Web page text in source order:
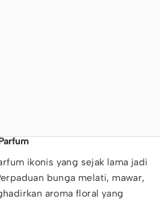
ikonis yang sejak lama jadi
bunga melati, mawar,
aroma floral yang